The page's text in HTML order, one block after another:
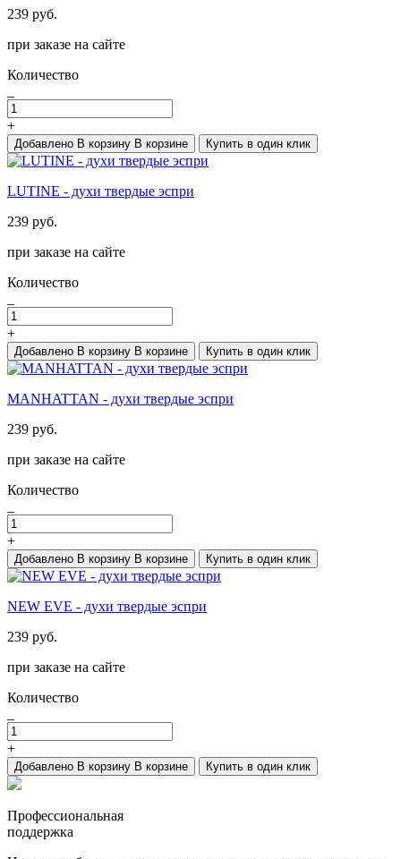
239 руб.
при заказе на сайте
Количество
+
Добавлено В корзину В корзине Купить в один клик
LUTINE - духи твердые эспри
239 руб.
при заказе на сайте
Количество
+
Добавлено В корзину В корзине Купить в один клик
MANHATTAN - духи твердые эспри
239 руб.
при заказе на сайте
Количество
+
Добавлено В корзину В корзине Купить в один клик
NEW EVE - духи твердые эспри
239 руб.
при заказе на сайте
Количество
+
Добавлено В корзину В корзине Купить в один клик
Профессиональная
поддержка